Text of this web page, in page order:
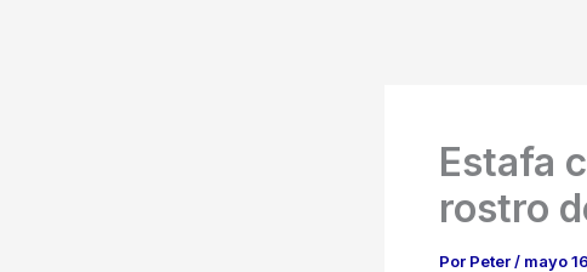
Estafa
rostro
Por Peter/ mayo